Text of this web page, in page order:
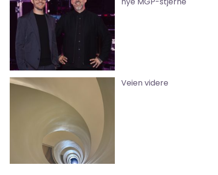
Veien videre